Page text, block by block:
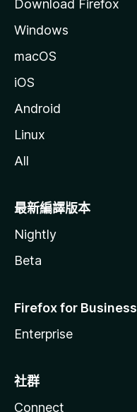
Download Firefox
Windows
macOS
iOS
Android
Linux
All
最新編譯版本
Nightly
Beta
Firefox for Business
Enterprise
社群
Connect